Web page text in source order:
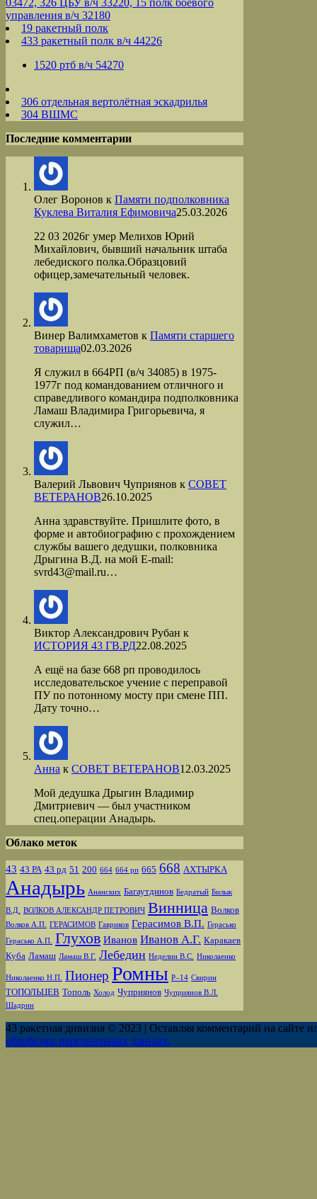
03472, 326 ЦБУ в/ч 33220, 15 полк боевого
управления в/ч 32180
19 ракетный полк
433 ракетный полк в/ч 44226
1520 ртб в/ч 54270
306 отдельная вертолётная эскадрилья
304 ВШМС
Последние комментарии
Олег Воронов к Памяти подполковника
Куклева Виталия Ефимовича25.03.2026
22 03 2026г умер Мелихов Юрий
Михайлович, бывший начальник штаба
лебедиского полка.Образцовий
офицер,замечательный человек.
Винер Валимхаметов к Памяти старшего
товарища02.03.2026
Я служил в 664РП (в/ч 34085) в 1975-
1977г под командованием отличного и
справедливого командира подполковника
Ламаш Владимира Григорьевича, я
служил…
Валерий Львович Чуприянов к СОВЕТ
ВЕТЕРАНОВ26.10.2025
Анна здравствуйте. Пришлите фото, в
форме и автобиографию с прохождением
службы вашего дедушки, полковника
Дрыгина В.Д. на мой Е-mail:
svrd43@mail.ru…
Виктор Александрович Рубан к
ИСТОРИЯ 43 ГВ.РД22.08.2025
А ещё на базе 668 рп проводилось
исследовательское учение с переправой
ПУ по потонному мосту при смене ПП.
Дату точно…
Анна к СОВЕТ ВЕТЕРАНОВ12.03.2025
Мой дедушка Дрыгин Владимир
Дмитриевич — был участником
спец.операции Анадырь.
Облако меток
43 43 РА 43 рд 51 200 664 664 рп 665 668 АХТЫРКА
Анадырь Ананских Багаутдинов Бедратый Билык
В.Д. ВОЛКОВ АЛЕКСАНДР ПЕТРОВИЧ Винница Волков
Волков А.П. ГЕРАСИМОВ Гавриков Герасимов В.П. Герасько
Герасько А.П. Глухов Иванов Иванов А.Г. Каракаев
Куба Ламаш Ламаш В.Г. Лебедин Неделин В.С. Николаенко
Николаенко Н.П. Пионер Ромны Р–14 Свирин
ТОПОЛЬЦЕВ Тополь Холод Чуприянов Чуприянов В.Л.
Шадрин
43 ракетная дивизия © 2023 | Оставляя комментарий на сайте
обработки персональных данных.